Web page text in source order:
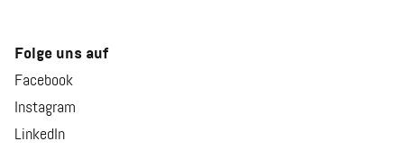
Folge uns auf
Facebook
Instagram
LinkedIn